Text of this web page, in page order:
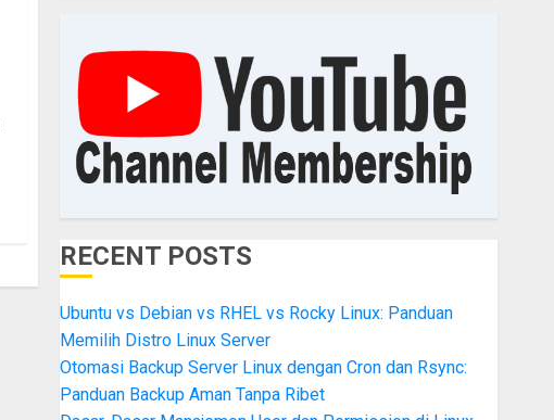
RECENT POSTS
Ubuntu vs Debian vs RHEL vs Rocky Linux: Panduan
Memilih Distro Linux Server
Otomasi Backup Server Linux dengan Cron dan Rsync:
Panduan Backup Aman Tanpa Ribet